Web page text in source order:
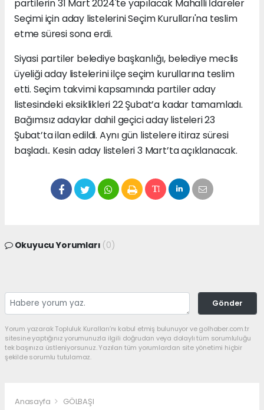
partilerin 31 Mart 2024'te yapılacak Mahalli İdareler
Seçimi için aday listelerini Seçim Kurulları'na teslim
etme süresi sona erdi.
Siyasi partiler belediye başkanlığı, belediye meclis
üyeliği aday listelerini ilçe seçim kurullarına teslim
etti. Seçim takvimi kapsamında partiler aday
listesindeki eksiklikleri 22 Şubat’a kadar tamamladı.
Bağımsız adaylar dahil geçici aday listeleri 23
Şubat’ta ilan edildi. Aynı gün listelere itiraz süresi
başladı.. Kesin aday listeleri 3 Mart’ta açıklanacak.
Okuyucu Yorumları (0)
Gönder
Yorum yazarak Topluluk Kuralları’nı kabul etmiş bulunuyor ve golhaber.com.tr
sitesine yaptığınız yorumunuzla ilgili doğrudan veya dolaylı tüm sorumluluğu
tek başınıza üstleniyorsunuz. Yazılan tüm yorumlardan site yönetimi hiçbir
şekilde sorumlu tutulamaz.
Anasayfa GÖLBAŞI